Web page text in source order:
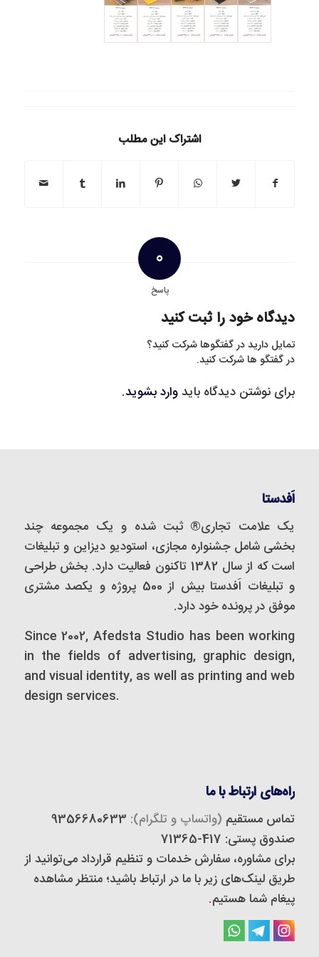
اشتراک این مطلب
0
پاسخ
دیدگاه خود را ثبت کنید
تمایل دارید در گفتگوها شرکت کنید؟
در گفتگو ها شرکت کنید.
برای نوشتن دیدگاه بایدوارد بشوید.
اَفدستا
یک علامت تجاری® ثبت شده و یک مجموعه‌ چند
بخشی شامل جشنواره مجازی، استودیو دیزاین و تبلیغات
است که از سال 1382 تاکنون فعالیت دارد. بخش طراحی
و تبلیغات اَفدستا بیش از 500 پروژه و یکصد مشتری
موفق در پرونده خود دارد.
Since 2002, Afedsta Studio has been working
in the fields of advertising, graphic design,
and visual identity, as well as printing and web
design services.
راه‌های ارتباط با ما
تماس مستقیم (واتساپ و تلگرام):
صندوق پستی: 417-71365
برای مشاوره، سفارش خدمات و تنظیم قرارداد می‌توانید از
طریق لینک‌های زیر با ما در ارتباط باشید؛ منتظر مشاهده
پیغام شما هستیم.